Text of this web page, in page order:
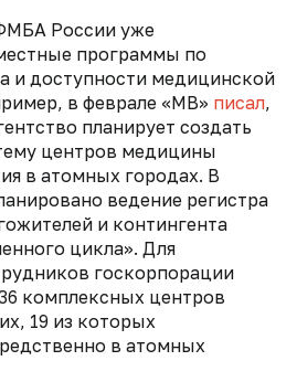
России уже
программы по
и доступности медицинской
в феврале «МВ» писал,
планирует создать
центров медицины
в атомных городах. В
ведение регистра
и контингента
цикла». Для
госкорпорации
комплексных центров
19 из которых
в атомных